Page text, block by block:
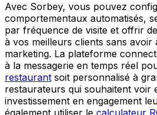
Avec Sorbey, vous pouvez
comportementaux automatisés,
par fréquence de visite et offrir
à vos meilleurs clients sans
marketing. La plateforme
à la messagerie en temps réel
restaurant soit personnalisé à
restaurateurs qui souhaitent voir
investissement en engagement